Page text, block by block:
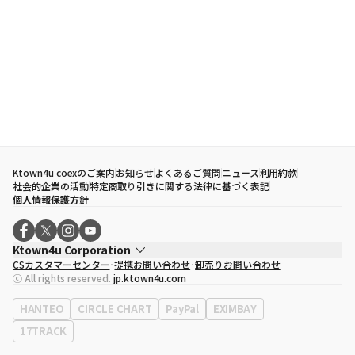
Ktown4u coexのご案内お知らせよくあるご質問ニュース利用約款
社会的企業の活動特定商取り引きに関する法律に基づく表記
個人情報保護方針
Ktown4u Corporation
代表取締役
ソン・ヒョミン
事業者登録番号120-87-71116
eContext
0120-23-7523
事務所住所
ソウル特別市江南区永東大路513、3階(三成洞、coex)
CSカスタマーセンター 提携お問い合わせ 卸売りお問い合わせ
ⓒ All rights reserved. jp.ktown4u.com
HANTEO CIRCLE CHART PayPal
EXIMBAY
17TRACK